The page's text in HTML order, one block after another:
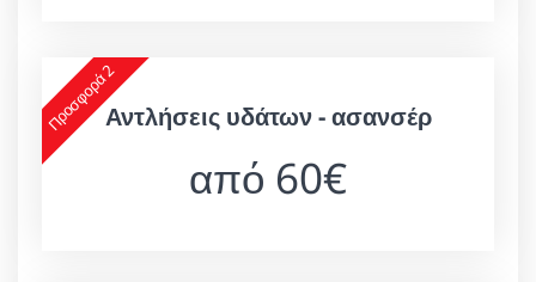
Προσφορά 2Αντλήσεις υδάτων - ασανσέρ
από 60€